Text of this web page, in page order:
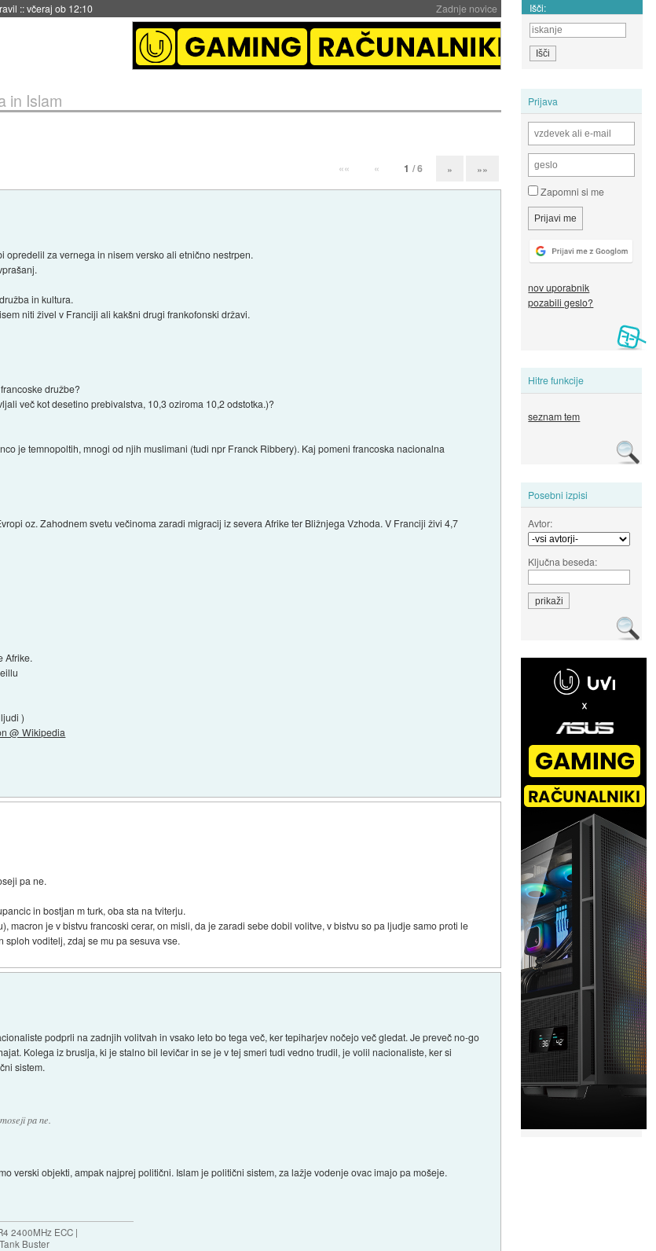
Zadnje novice
::včeraj ob 12:10 Išči:
Prijava
Zapomni si me
nov uporabnik
pozabili geslo?
Hitre funkcije
seznam tem
Posebni izpisi
Avtor:
Ključna beseda:
in Islam
«« « 1 / 6 » »»
opredelil za vernega in nisem versko ali etnično nestrpen.
in kultura.
niti živel v Franciji ali kakšni drugi frankofonski državi.
družbe?
več kot desetino prebivalstva, 10,3 oziroma 10,2 odstotka.)?
je temnopoltih, mnogi od njih muslimani (tudi npr Franck Ribbery). Kaj pomeni francoska nacionalna
oz. Zahodnem svetu večinoma zaradi migracij iz severa Afrike ter Bližnjega Vzhoda. V Franciji živi 4,7
Afrike.
)
@ Wikipedia
pa ne.
in bostjan m turk, oba sta na tviterju.
macron je v bistvu francoski cerar, on misli, da je zaradi sebe dobil volitve, v bistvu so pa ljudje samo proti le
voditelj, zdaj se mu pa sesuva vse.
podprli na zadnjih volitvah in vsako leto bo tega več, ker tepiharjev nočejo več gledat. Je preveč no-go
Kolega iz bruslja, ki je stalno bil levičar in se je v tej smeri tudi vedno trudil, je volil nacionaliste, ker si
sistem.
pa ne.
verski objekti, ampak najprej politični. Islam je politični sistem, za lažje vodenje ovac imajo pa mošeje.
2400MHz ECC |
Buster